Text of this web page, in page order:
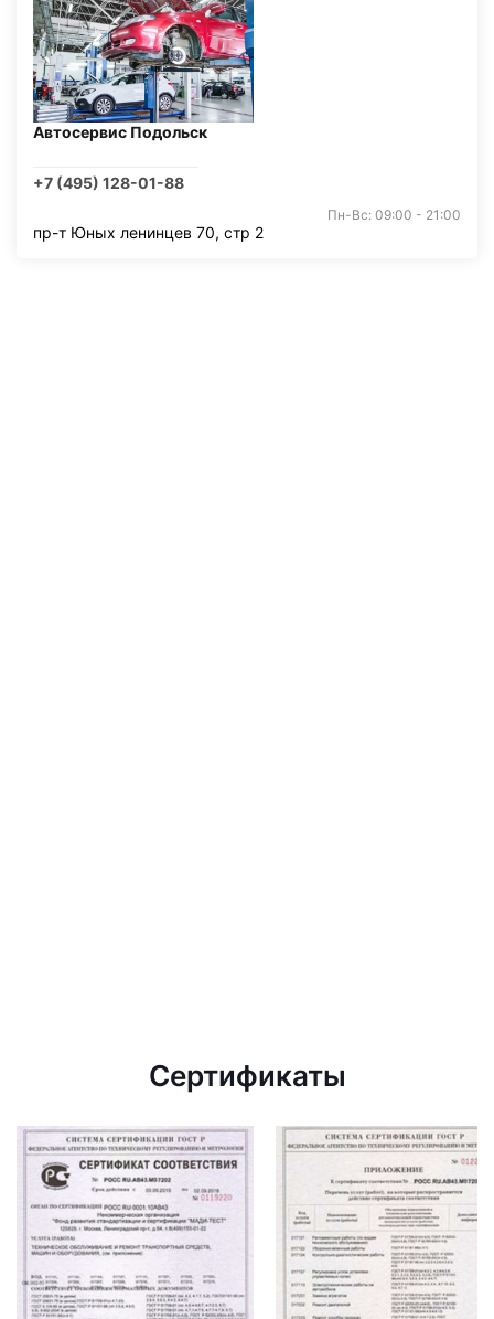
Автосервис Подольск
+7 (495) 128-01-88
Пн-Вс: 09:00 - 21:00
пр-т Юных ленинцев 70, стр 2
Сертификаты